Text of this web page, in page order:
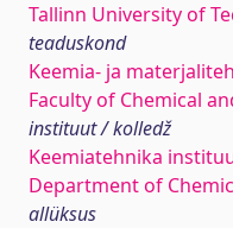
Tallinn University of
teaduskond
Keemia- ja
Faculty of Chemical
instituut / kolledž
Keemiatehnika
Department of
allüksus